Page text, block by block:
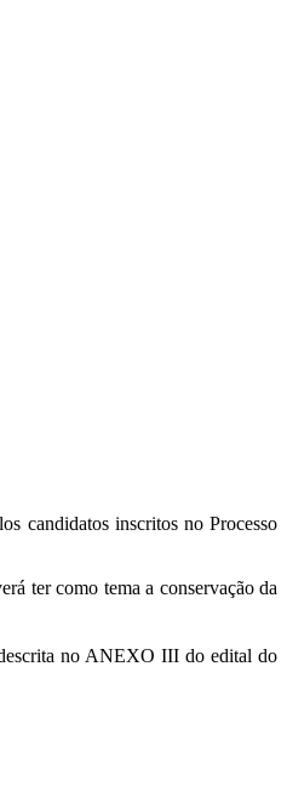
candidatos inscritos no Processo
ter como tema a conservação da
no ANEXO III do edital do